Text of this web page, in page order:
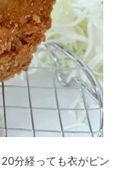
分経っても衣がピン